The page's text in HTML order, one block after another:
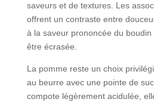
saveurs et de textures. Les
offrent un contraste entre
à la saveur prononcée du boudin
être écrasée.
La pomme reste un choix
au beurre avec une pointe de
compote légèrement acidulée,